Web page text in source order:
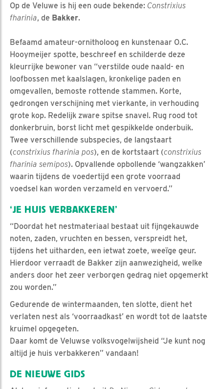
Op de Veluwe is hij een oude bekende: Constrixius
fharinia, de Bakker.
Befaamd amateur-ornitholoog en kunstenaar O.C.
Hooymeijer spotte, beschreef en schilderde deze
kleurrijke bewoner van “verstilde oude naald- en
loofbossen met kaalslagen, kronkelige paden en
omgevallen, bemoste rottende stammen. Korte,
gedrongen verschijning met vierkante, in verhouding
grote kop. Redelijk zware spitse snavel. Rug rood tot
donkerbruin, borst licht met gespikkelde onderbuik.
Twee verschillende subspecies, de langstaart
(constrixius fharinia pos), en de kortstaart (constrixius
fharinia semipos). Opvallende opbollende ‘wangzakken’
waarin tijdens de voedertijd een grote voorraad
voedsel kan worden verzameld en vervoerd.”
‘JE HUIS VERBAKKEREN’
“Doordat het nestmateriaal bestaat uit fijngekauwde
noten, zaden, vruchten en bessen, verspreidt het,
tijdens het uitharden, een ietwat zoete, weeïge geur.
Hierdoor verraadt de Bakker zijn aanwezigheid, welke
anders door het zeer verborgen gedrag niet opgemerkt
zou worden.”
Gedurende de wintermaanden, ten slotte, dient het
verlaten nest als ‘voorraadkast’ en wordt tot de laatste
kruimel opgegeten.
Daar komt de Veluwse volksvogelwijsheid “Je kunt nog
altijd je huis verbakkeren” vandaan!
DE NIEUWE GIDS